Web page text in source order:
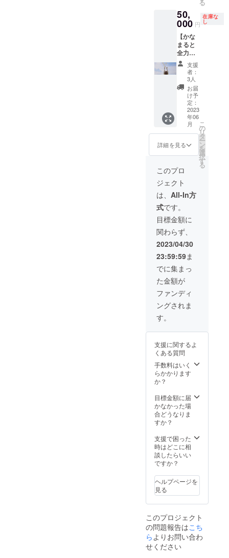
礼動画
の内容
は皆様
同じに
なりま
すの
で、予
めご了
承くだ
さい。
※オフ
ショッ
トの内
容は他
リター
なりま
す。 ※
のコー
スはク
レジッ
トコー
スの
為、お
一人様
一回ま
でのご
支援を
お願い
致しま
す。
となり
ます。
今後通
常販売
はござ
いませ
ん。 ※
ブロマ
イドは
皆様同
じ内容
となり
ます、
予めご
了承く
ませ。
※複数購
合はブ
ロマイ
ドセッ
トの内
更させ
て頂き
ます。
ビー 収
録時
間：約5
分 提供
方法：
視聴用
のURL
をメー
ルで送
信 本リ
ターン
の動画
内容を
無断で
転載・
公開す
ること
※メイキ
ムー
ビーは
MV撮影
後、限
定の
URLよ
りご覧
頂けま
メール
アドレ
ス宛に
お送り
いたし
ますの
でお間
うにご
入力く
ださ
い。 ※
オフ
ショッ
の内容
は皆様
同じに
で、予
めご了
承くだ
さい。
bookの
内容は
他リ
ターン
ショッ
トとは
異なり
ます。
ルな特
典もつ
いてく
るコー
ス MV撮
影のこ
とはも
ちろ
ん！相
談もや
雑談も
なんで
もOK！
20分間
ZOOM
で、か
なまる
ましょ
う！ ・
オンラ
イン晩
酌 ・か
なまる
ロゴ・
サイン
入りオ
リジナ
ル
ジョッ
キ ・
ZOOM
の余韻
を思い
出せ
る︎！個
※ZOOM
実施日
程 / 時間
： 23年
6月頃/
支援者
間帯 ※
動画内
容：お
動画 収
録時
間：約2
分 提供
視聴用
のURL
をメー
ルで送
ターン
の動画
内容を
無断で
転載・
る
50,
000 円
在庫な
し
【かな
まると
全力打
ち上
げ！
コー
ス】 都
内某所
にて開
催！参
加人数3
名限
定！ お
酒大好
きなか
なまる
とMV撮
影の打
ち上げ
をしま
しょ
う！ か
なまる
から１
杯ご馳
走させ
てくだ
さい！
更にお
かえり
の際に
お土産
のお渡
しもあ
日程 / 時
7月頃 ※
場所:都
内某所
※支援者
の交通
在費：
自己負
担とな
りま
めご了
承くだ
さい ※
スタッ
行致し
ます。
予めご
了承く
い。
支援
者：
3人
お届
け予
定：
2023
年06
月
詳細を見る
こ
の
リ
タ
ー
ン
を
選
択
す
る
このプロ
ジェクト
は、 All-In方
式です。
目標金額に
関わらず、
2023/04/30
23:59:59ま
でに集まっ
た金額が
ファンディ
ングされま
す。
支援に関するよ
くある質問
手数料はいく
らかかります
か？
目標金額に届
かなかった場
合どうなりま
すか？
支援で困った
時はどこに相
談したらいい
ですか？
ヘルプページを
見る
このプロジェクト
の問題報告はこち
らよりお問い合わ
せください